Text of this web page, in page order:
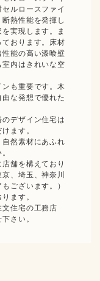
ルロースファイ
熱性能を発揮し
実現します。ま
おります。床材
能の高い漆喰壁
内はきれいな空
も重要です。木
な発想で優れた
デザイン住宅は
ます。
然素材にあふれ
舗を構えており
、埼玉、神奈川
ございます。）
ます。
住宅の工務店
さい。